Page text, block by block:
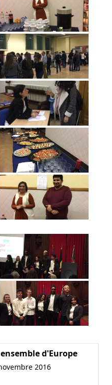
d'Europe
2016